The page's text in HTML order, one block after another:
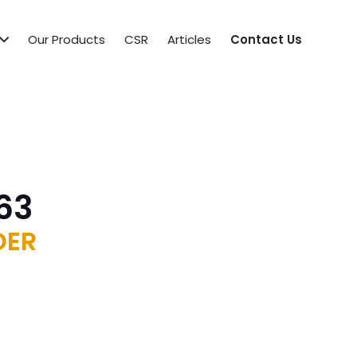
Our Products CSR Articles Contact Us